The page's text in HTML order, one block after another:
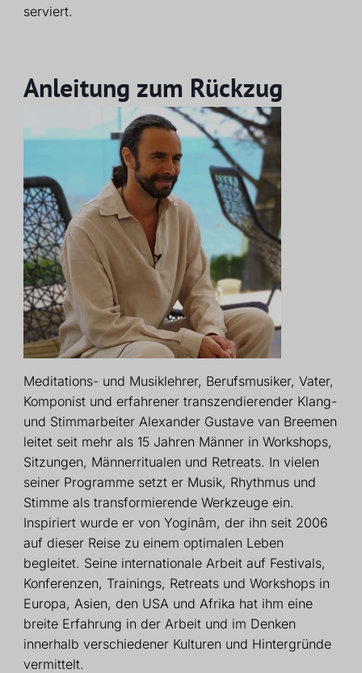
serviert.
Anleitung zum Rückzug
Meditations- und Musiklehrer, Berufsmusiker, Vater,
Komponist und erfahrener transzendierender Klang-
und Stimmarbeiter Alexander Gustave van Breemen
leitet seit mehr als 15 Jahren Männer in Workshops,
Sitzungen, Männerritualen und Retreats. In vielen
seiner Programme setzt er Musik, Rhythmus und
Stimme als transformierende Werkzeuge ein.
Inspiriert wurde er von Yoginâm, der ihn seit 2006
auf dieser Reise zu einem optimalen Leben
begleitet. Seine internationale Arbeit auf Festivals,
Konferenzen, Trainings, Retreats und Workshops in
Europa, Asien, den USA und Afrika hat ihm eine
breite Erfahrung in der Arbeit und im Denken
innerhalb verschiedener Kulturen und Hintergründe
vermittelt.